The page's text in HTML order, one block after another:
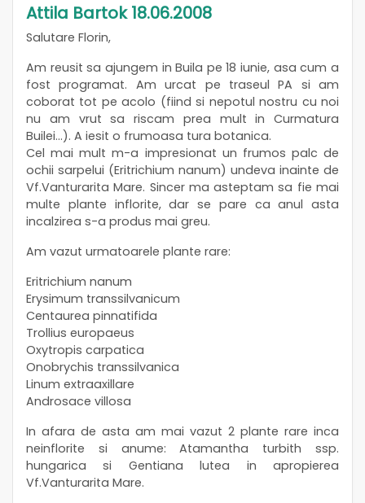
Attila Bartok 18.06.2008
Salutare Florin,
Am reusit sa ajungem in Buila pe 18 iunie, asa cum a
fost programat. Am urcat pe traseul PA si am
coborat tot pe acolo (fiind si nepotul nostru cu noi
nu am vrut sa riscam prea mult in Curmatura
Builei...). A iesit o frumoasa tura botanica.
Cel mai mult m-a impresionat un frumos palc de
ochii sarpelui (Eritrichium nanum) undeva inainte de
Vf.Vanturarita Mare. Sincer ma asteptam sa fie mai
multe plante inflorite, dar se pare ca anul asta
incalzirea s-a produs mai greu.
Am vazut urmatoarele plante rare:
Eritrichium nanum
Erysimum transsilvanicum
Centaurea pinnatifida
Trollius europaeus
Oxytropis carpatica
Onobrychis transsilvanica
Linum extraaxillare
Androsace villosa
In afara de asta am mai vazut 2 plante rare inca
neinflorite si anume: Atamantha turbith ssp.
hungarica si Gentiana lutea in apropierea
Vf.Vanturarita Mare.